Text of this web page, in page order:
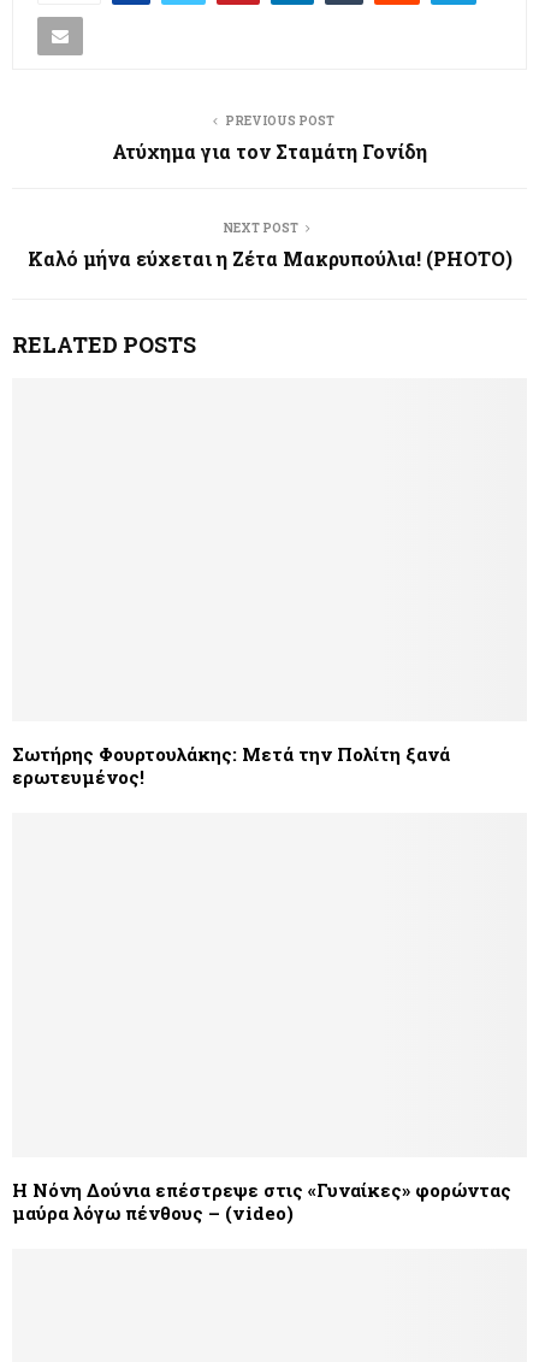
PREVIOUS POST
Ατύχημα για τον Σταμάτη Γονίδη
NEXT POST
Καλό μήνα εύχεται η Ζέτα Μακρυπούλια! (PHOTO)
RELATED POSTS
Σωτήρης Φουρτουλάκης: Μετά την Πολίτη ξανά
ερωτευμένος!
Η Νόνη Δούνια επέστρεψε στις «Γυναίκες» φορώντας
μαύρα λόγω πένθους – (video)